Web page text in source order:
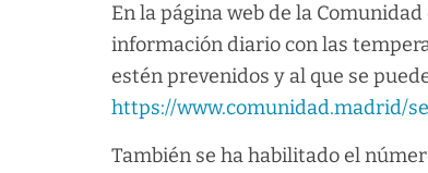
En la página web de la
información diario con las
estén prevenidos y al que se
https://www.comunidad.madrid/
También se ha habilitado el